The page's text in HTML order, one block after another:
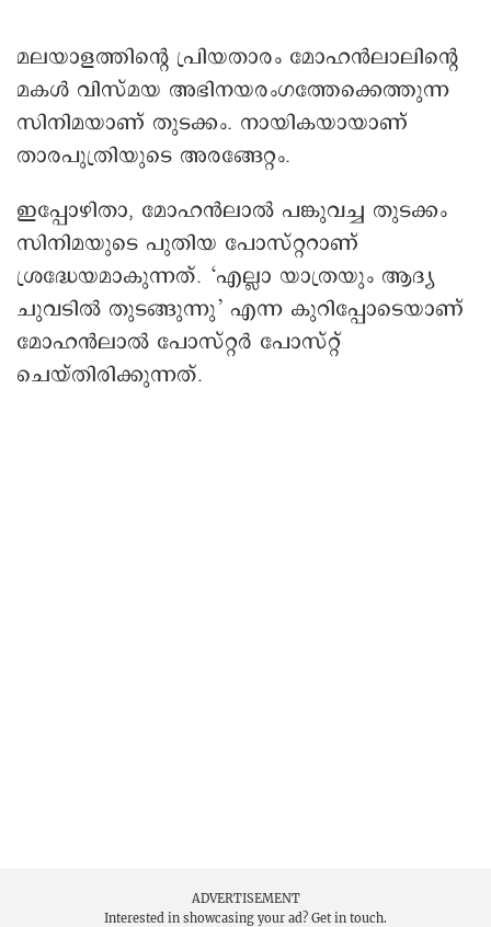
മലയാളത്തിന്റെ പ്രിയതാരം മോഹൻലാലിന്റെ
മകൾ വിസ്മയ അഭിനയരംഗത്തേക്കെത്തുന്ന
സിനിമയാണ് തുടക്കം. നായികയായാണ്
താരപുത്രിയുടെ അരങ്ങേറ്റം.
ഇപ്പോഴിതാ, മോഹൻലാൽ പങ്കുവച്ച തുടക്കം
സിനിമയുടെ പുതിയ പോസ്റ്ററാണ്
ശ്രദ്ധേയമാകുന്നത്. ‘എല്ലാ യാത്രയും ആദ്യ
ചുവടിൽ തുടങ്ങുന്നു’ എന്ന കുറിപ്പോടെയാണ്
മോഹൻലാൽ പോസ്റ്റർ പോസ്റ്റ്
ചെയ്തിരിക്കുന്നത്.
ADVERTISEMENT
Interested in showcasing your ad? Get in touch.